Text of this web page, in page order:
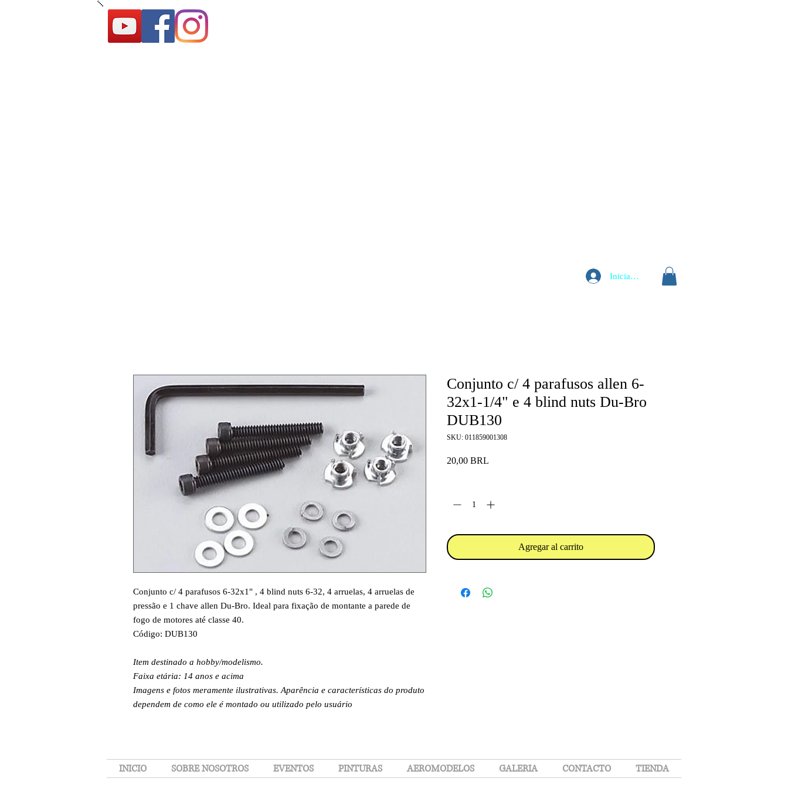
Iniciar sesión
Conjunto c/ 4 parafusos 6-32x1" , 4 blind nuts 6-32, 4 arruelas, 4 arruelas de
pressão e 1 chave allen Du-Bro. Ideal para fixação de montante a parede de
fogo de motores até classe 40.
Código: DUB130
Item destinado a hobby/modelismo.
Faixa etária: 14 anos e acima
Imagens e fotos meramente ilustrativas. Aparência e características do produto
dependem de como ele é montado ou utilizado pelo usuário
Conjunto c/ 4 parafusos allen 6-
32x1-1/4" e 4 blind nuts Du-Bro
DUB130
SKU: 011859001308
20,00 BRL
Agregar al carrito
INICIO SOBRE NOSOTROS EVENTOS PINTURAS AEROMODELOS GALERIA CONTACTO TIENDA